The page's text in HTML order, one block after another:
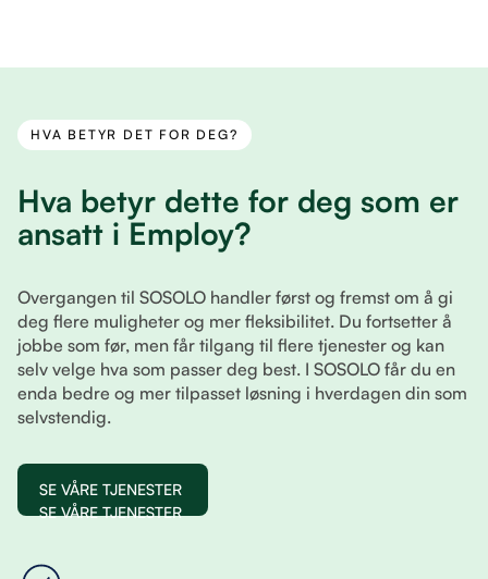
HVA BETYR DET FOR DEG?
Hva betyr dette for deg som er
ansatt i Employ?
Overgangen til SOSOLO handler først og fremst om å gi
deg flere muligheter og mer fleksibilitet. Du fortsetter å
jobbe som før, men får tilgang til flere tjenester og kan
selv velge hva som passer deg best. I SOSOLO får du en
enda bedre og mer tilpasset løsning i hverdagen din som
selvstendig.
SE VÅRE TJENESTER
SE VÅRE TJENESTER